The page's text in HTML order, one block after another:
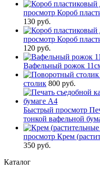
просмотр Короб
130 руб.
просмотр Короб
120 руб.
Вафельный рожок
столик 800 руб.
Быстрый просмотр
тонкой вафельной
просмотр Крем
350 руб.
Каталог